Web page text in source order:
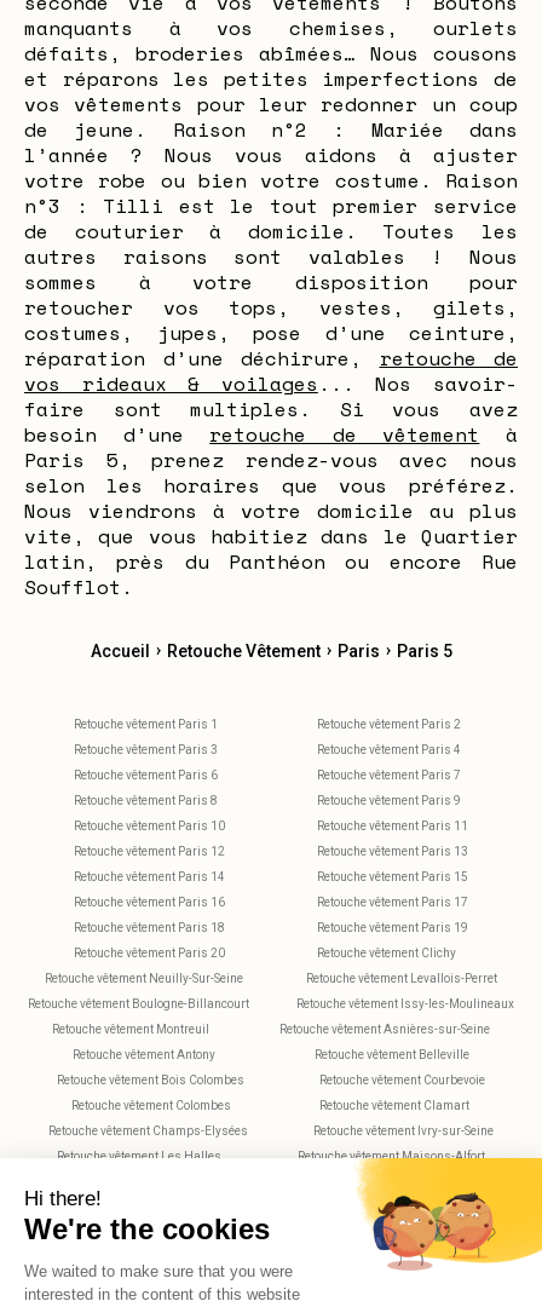
manquants à vos chemises, ourlets
défaits, broderies abîmées… Nous cousons
et réparons les petites imperfections de
vos vêtements pour leur redonner un coup
de jeune. Raison n°2 : Mariée dans
l’année ? Nous vous aidons à ajuster
votre robe ou bien votre costume. Raison
n°3 : Tilli est le tout premier service
de couturier à domicile. Toutes les
autres raisons sont valables ! Nous
sommes à votre disposition pour
retoucher vos tops, vestes, gilets,
costumes, jupes, pose d’une ceinture,
réparation d’une déchirure, retouche de
vos rideaux & voilages ... Nos savoir-
faire sont multiples. Si vous avez
besoin d’une retouche de vêtement
à
Paris 5, prenez rendez-vous avec nous
selon les horaires que vous préférez.
Nous viendrons à votre domicile au plus
vite, que vous habitiez dans le Quartier
latin, près du Panthéon ou encore Rue
Soufflot.
Accueil › Retouche Vêtement › Paris › Paris 5
Retouche vêtement Paris 1
Retouche vêtement Paris 2
Retouche vêtement Paris 3
Retouche vêtement Paris 4
Retouche vêtement Paris 6
Retouche vêtement Paris 7
Retouche vêtement Paris 8
Retouche vêtement Paris 9
Retouche vêtement Paris 10
Retouche vêtement Paris 11
Retouche vêtement Paris 12
Retouche vêtement Paris 13
Retouche vêtement Paris 14
Retouche vêtement Paris 15
Retouche vêtement Paris 16
Retouche vêtement Paris 17
Retouche vêtement Paris 18
Retouche vêtement Paris 19
Retouche vêtement Paris 20
Retouche vêtement Clichy
Retouche vêtement Neuilly-Sur-Seine
Retouche vêtement Levallois-Perret
Retouche vêtement Boulogne-Billancourt
Retouche vêtement Issy-les-Moulineaux
Retouche vêtement Montreuil
Retouche vêtement Asnières-sur-Seine
Retouche vêtement Antony
Retouche vêtement Belleville
Retouche vêtement Bois Colombes
Retouche vêtement Courbevoie
Retouche vêtement Colombes
Retouche vêtement Clamart
Retouche vêtement Champs-Elysées
Retouche vêtement Ivry-sur-Seine
Retouche vêtement Les Halles
Retouche vêtement Maisons-Alfort
Retouche vêtement Nanterre
Retouche vêtement Plaisance
Retouche vêtement Saint-Maur-des-Fossés
Retouche vêtement Rueil-Malmaison
Retouche vêtement Rochechouart
Retouche vêtement Villejuif
Retouche vêtement Versailles